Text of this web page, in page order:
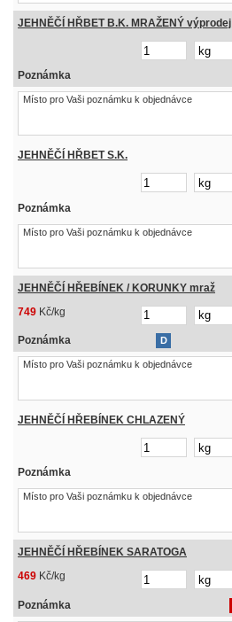
JEHNĚČÍ HŘBET B.K. MRAŽENÝ výprodej
Poznámka
JEHNĚČÍ HŘBET S.K.
Poznámka
JEHNĚČÍ HŘEBÍNEK / KORUNKY mraž
D
749 Kč/kg
Poznámka
JEHNĚČÍ HŘEBÍNEK CHLAZENÝ
Poznámka
JEHNĚČÍ HŘEBÍNEK SARATOGA
469 Kč/kg
Poznámka